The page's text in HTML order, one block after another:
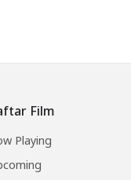
Film
Playing